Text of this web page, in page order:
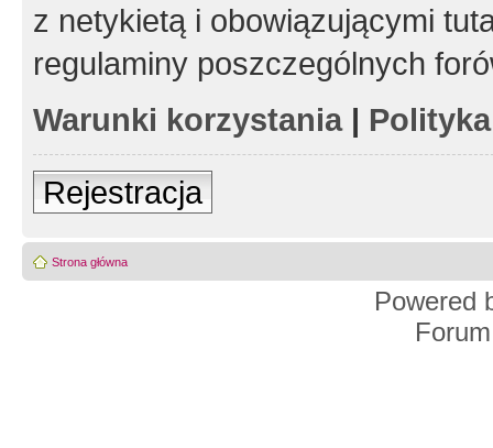
z netykietą i obowiązującymi
regulaminy poszczególnych
Warunki korzystania|
Rejestracja
Strona główna
Powered